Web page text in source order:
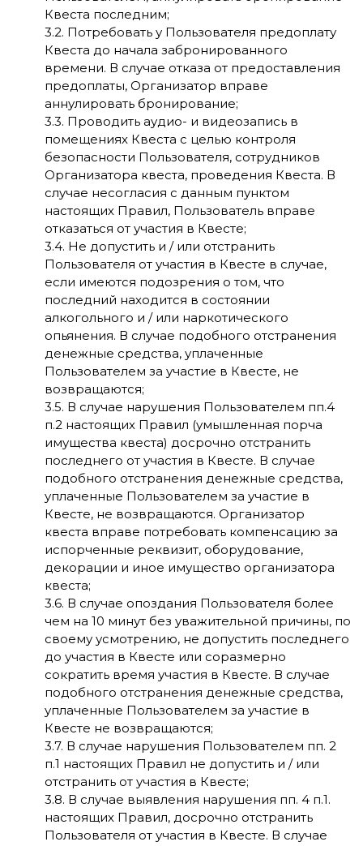
Квеста последним;
3.2. Потребовать у Пользователя предоплату
Квеста до начала забронированного
времени. В случае отказа от предоставления
предоплаты, Организатор вправе
аннулировать бронирование;
3.3. Проводить аудио- и видеозапись в
помещениях Квеста с целью контроля
безопасности Пользователя, сотрудников
Организатора квеста, проведения Квеста. В
случае несогласия с данным пунктом
настоящих Правил, Пользователь вправе
отказаться от участия в Квесте;
3.4. Не допустить и / или отстранить
Пользователя от участия в Квесте в случае,
если имеются подозрения о том, что
последний находится в состоянии
алкогольного и / или наркотического
опьянения. В случае подобного отстранения
денежные средства, уплаченные
Пользователем за участие в Квесте, не
возвращаются;
3.5. В случае нарушения Пользователем пп.4
п.2 настоящих Правил (умышленная порча
имущества квеста) досрочно отстранить
последнего от участия в Квесте. В случае
подобного отстранения денежные средства,
уплаченные Пользователем за участие в
Квесте, не возвращаются. Организатор
квеста вправе потребовать компенсацию за
испорченные реквизит, оборудование,
декорации и иное имущество организатора
квеста;
3.6. В случае опоздания Пользователя более
чем на 10 минут без уважительной причины, по
своему усмотрению, не допустить последнего
до участия в Квесте или соразмерно
сократить время участия в Квесте. В случае
подобного отстранения денежные средства,
уплаченные Пользователем за участие в
Квесте не возвращаются;
3.7. В случае нарушения Пользователем пп. 2
п.1 настоящих Правил не допустить и / или
отстранить от участия в Квесте;
3.8. В случае выявления нарушения пп. 4 п.1.
настоящих Правил, досрочно отстранить
Пользователя от участия в Квесте. В случае